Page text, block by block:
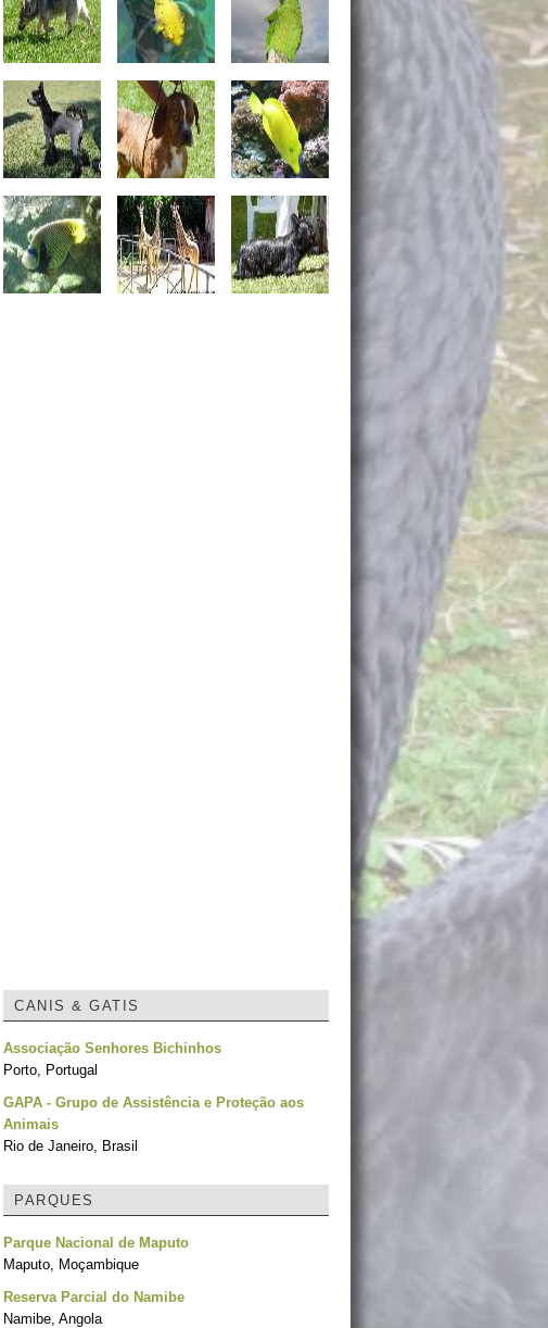
CANIS & GATIS
Associação Senhores Bichinhos
Porto, Portugal
GAPA - Grupo de Assistência e Proteção aos
Animais
Rio de Janeiro, Brasil
PARQUES
Parque Nacional de Maputo
Maputo, Moçambique
Reserva Parcial do Namibe
Namibe, Angola